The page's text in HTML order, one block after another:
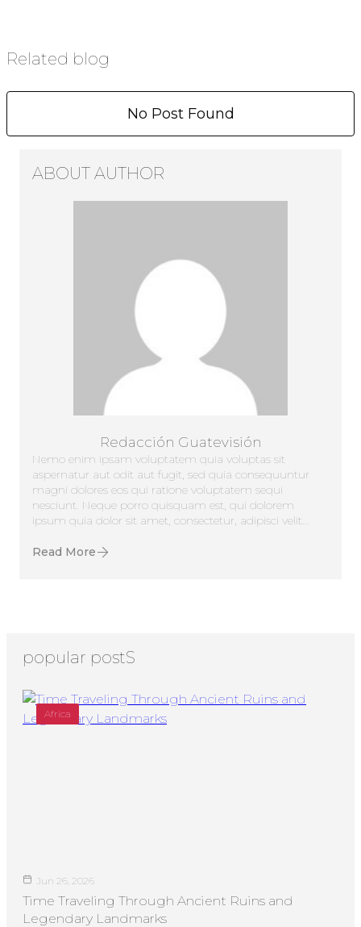
Related blog
No Post Found
ABOUT AUTHOR
Redacción Guatevisión
Nemo enim ipsam voluptatem quia voluptas sit
aspernatur aut odit aut fugit, sed quia consequuntur
magni dolores eos qui ratione voluptatem sequi
nesciunt. Neque porro quisquam est, qui dolorem
ipsum quia dolor sit amet, consectetur, adipisci velit...
Read More
popular postS
Africa
Jun 26, 2026
Time Traveling Through Ancient Ruins and
Legendary Landmarks